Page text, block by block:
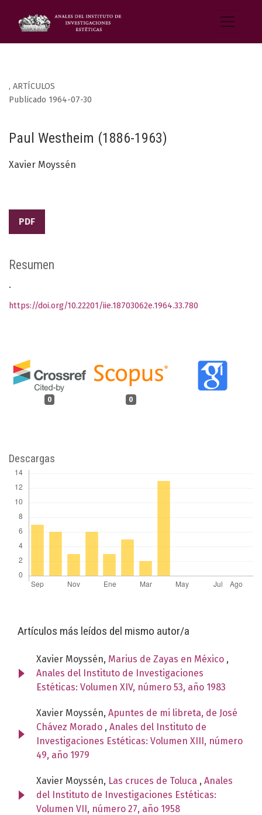
, ARTÍCULOS
Paul Westheim (1886-1963)
Publicado 1964-07-30
Xavier Moyssén
PDF
0 0
Resumen
.
https://doi.org/10.22201/iie.18703062e.1964.33.780
Descargas
Artículos más leídos del mismo autor/a
Xavier Moyssén, Marius de Zayas en México ,
Anales del Instituto de Investigaciones
Estéticas: Volumen XIV, número 53, año 1983
Xavier Moyssén, Apuntes de mi libreta, de José
Chávez Morado , Anales del Instituto de
Investigaciones Estéticas: Volumen XIII, número
49, año 1979
Xavier Moyssén, Las cruces de Toluca , Anales
del Instituto de Investigaciones Estéticas:
Volumen VII, número 27, año 1958